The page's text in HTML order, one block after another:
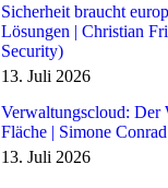
Sicherheit braucht
Lösungen | Christian
Security)
13. Juli 2026
Verwaltungscloud: Der
Fläche | Simone
13. Juli 2026